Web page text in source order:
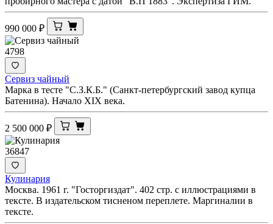
990 000 ₽
4798
Сервиз чайный
Марка в тесте "С.З.К.Б." (Санкт-петербургский завод купца
Батенина). Начало XIX века.
2 500 000 ₽
36847
Кулинария
Москва. 1961 г. "Госторгиздат". 402 стр. с иллюстрациями в
тексте. В издательском тисненом переплете. Маргиналии в
тексте.